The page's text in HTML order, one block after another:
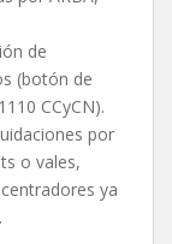
de
(botón de
CCyCN).
por
o vales,
ya